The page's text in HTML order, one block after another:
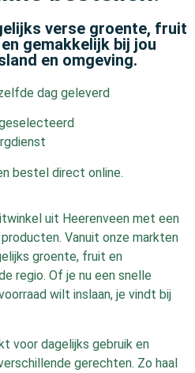
verse groente, fruit
gemakkelijk bij jou
en omgeving.
dag geleverd
bestel direct online.
uit Heerenveen met een
Vanuit onze markten
groente, fruit en
regio. Of je nu een snelle
wilt inslaan, je vindt bij
voor dagelijks gebruik en
gerechten. Zo haal